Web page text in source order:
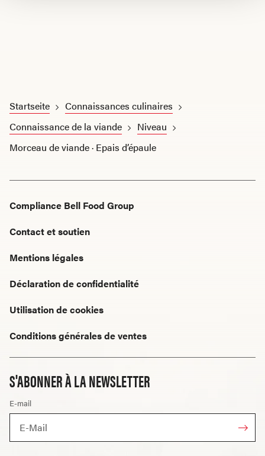
Startseite
Connaissances culinaires
Connaissance de la viande
Niveau
Morceau de viande · Epais d’épaule
S'ABONNER À LA NEWSLETTER
E-mail
Compliance Bell Food Group
Contact et soutien
Mentions légales
Déclaration de confidentialité
Utilisation de cookies
Conditions générales de ventes